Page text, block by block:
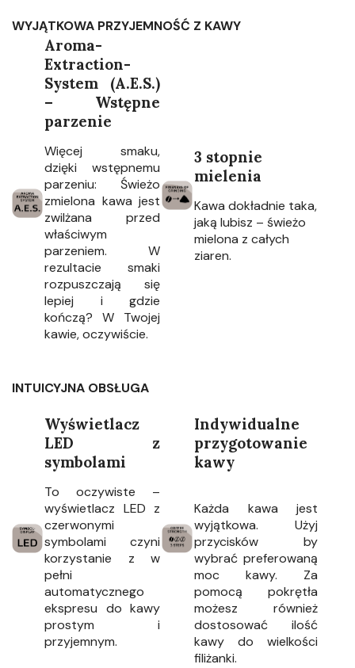
WYJĄTKOWA PRZYJEMNOŚĆ Z KAWY
Aroma-
Extraction-
System (A.E.S.)
– Wstępne
parzenie
Więcej smaku,
dzięki wstępnemu
parzeniu: Świeżo
zmielona kawa jest
zwilżana przed
właściwym
parzeniem. W
rezultacie smaki
rozpuszczają się
lepiej i gdzie
kończą? W Twojej
kawie, oczywiście.
3 stopnie
mielenia
Kawa dokładnie taka,
jaką lubisz – świeżo
mielona z całych
ziaren.
INTUICYJNA OBSŁUGA
Wyświetlacz
LED z
symbolami
To oczywiste –
wyświetlacz LED z
czerwonymi
symbolami czyni
korzystanie z w
pełni
automatycznego
ekspresu do kawy
prostym i
przyjemnym.
Indywidualne
przygotowanie
kawy
Każda kawa jest
wyjątkowa. Użyj
przycisków by
wybrać preferowaną
moc kawy. Za
pomocą pokrętła
możesz również
dostosować ilość
kawy do wielkości
filiżanki.